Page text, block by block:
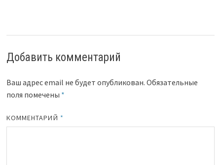
Добавить комментарий
Ваш адрес email не будет опубликован. Обязательные
поля помечены *
КОММЕНТАРИЙ *